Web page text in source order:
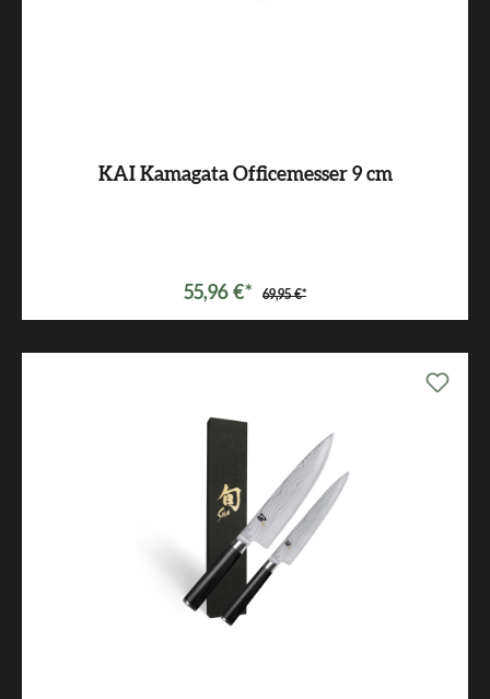
KAI Kamagata Officemesser 9 cm
55,96 €* 69,95 €*